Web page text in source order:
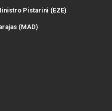
Pistarini (EZE)
(MAD)